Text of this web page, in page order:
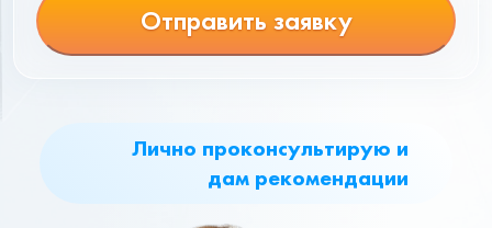
Лично проконсультирую и
дам рекомендации
Отправить заявку